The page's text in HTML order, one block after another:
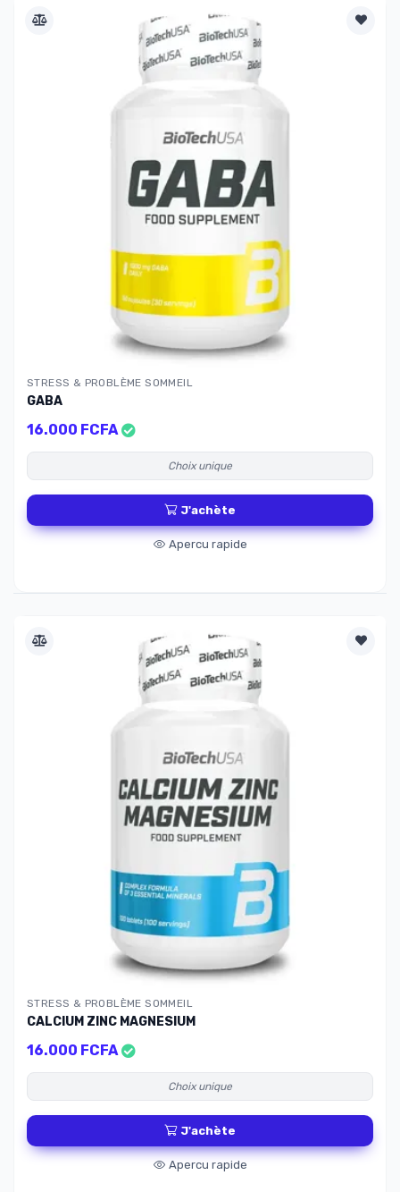
STRESS & PROBLÈME SOMMEIL
GABA
16.000 FCFA
Choix unique
J'achète
Apercu rapide
STRESS & PROBLÈME SOMMEIL
CALCIUM ZINC MAGNESIUM
16.000 FCFA
Choix unique
J'achète
Apercu rapide